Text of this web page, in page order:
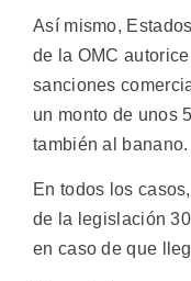
Así mismo,
de la OMC
sanciones
un monto de unos
también al banano.
En todos los
de la legislación
en caso de que